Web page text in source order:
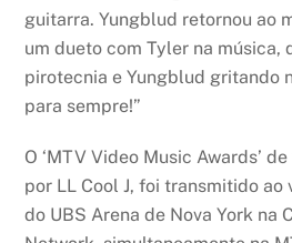
guitarra. Yungblud retornou ao
um dueto com Tyler na música,
pirotecnia e Yungblud gritando
para sempre!”
O ‘MTV Video Music Awards’
por LL Cool J, foi transmitido ao
do UBS Arena de Nova York na